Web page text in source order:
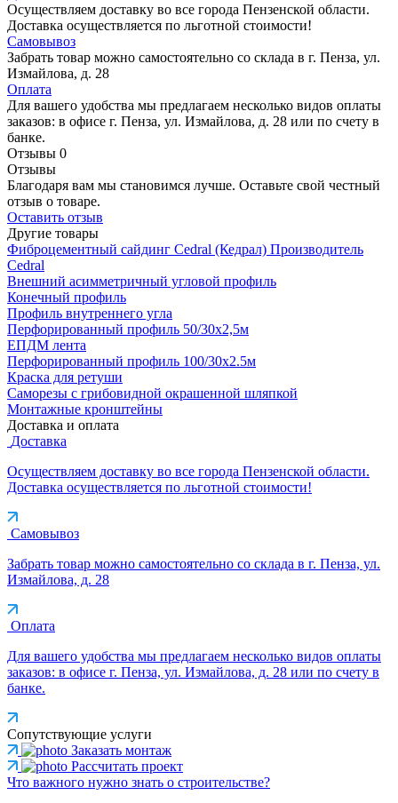
Осуществляем доставку во все города Пензенской области.
Доставка осуществляется по льготной стоимости!
Самовывоз
Забрать товар можно самостоятельно со склада в г. Пенза, ул.
Измайлова, д. 28
Оплата
Для вашего удобства мы предлагаем несколько видов оплаты
заказов: в офисе г. Пенза, ул. Измайлова, д. 28 или по счету в
банке.
Отзывы 0
Отзывы
Благодаря вам мы становимся лучше. Оставьте свой честный
отзыв о товаре.
Оставить отзыв
Другие товары
Фиброцементный сайдинг Cedral (Кедрал) Производитель
Cedral
Внешний асимметричный угловой профиль
Конечный профиль
Профиль внутреннего угла
Перфорированный профиль 50/30х2,5м
ЕПДМ лента
Перфорированный профиль 100/30х2.5м
Краска для ретуши
Cаморезы с грибовидной окрашенной шляпкой
Монтажные кронштейны
Доставка и оплата
Доставка
Осуществляем доставку во все города Пензенской области.
Доставка осуществляется по льготной стоимости!
Самовывоз
Забрать товар можно самостоятельно со склада в г. Пенза, ул.
Измайлова, д. 28
Оплата
Для вашего удобства мы предлагаем несколько видов оплаты
заказов: в офисе г. Пенза, ул. Измайлова, д. 28 или по счету в
банке.
Сопутствующие услуги
Заказать монтаж
Рассчитать проект
Что важного нужно знать о строительстве?